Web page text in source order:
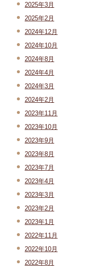
2025年3月
2025年2月
2024年12月
2024年10月
2024年8月
2024年4月
2024年3月
2024年2月
2023年11月
2023年10月
2023年9月
2023年8月
2023年7月
2023年4月
2023年3月
2023年2月
2023年1月
2022年11月
2022年10月
2022年8月